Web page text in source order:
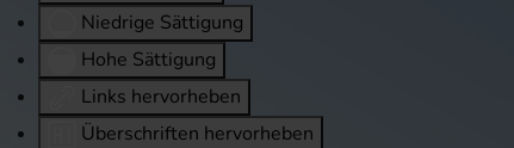
Niedrige Sättigung
Hohe Sättigung
Links hervorheben
Überschriften hervorheben